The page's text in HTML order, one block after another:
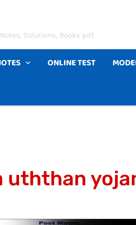
Solutions, Books pdf.
ONLINE TEST
uththan